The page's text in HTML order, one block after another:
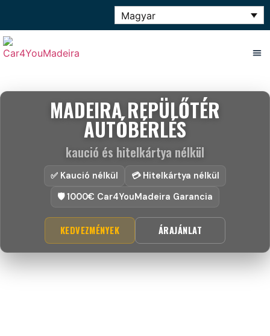
Magyar
MADEIRA REPÜLŐTÉR
AUTÓBÉRLÉS
kaució és hitelkártya nélkül
✅ Kaució nélkül
💳 Hitelkártya nélkül
🛡 1000€ Car4YouMadeira Garancia
KEDVEZMÉNYEK ÁRAJÁNLAT